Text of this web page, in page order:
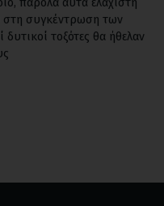
παρόλα αυτά ελάχιστη
στη συγκέντρωση των
τοξότες θα ήθελαν